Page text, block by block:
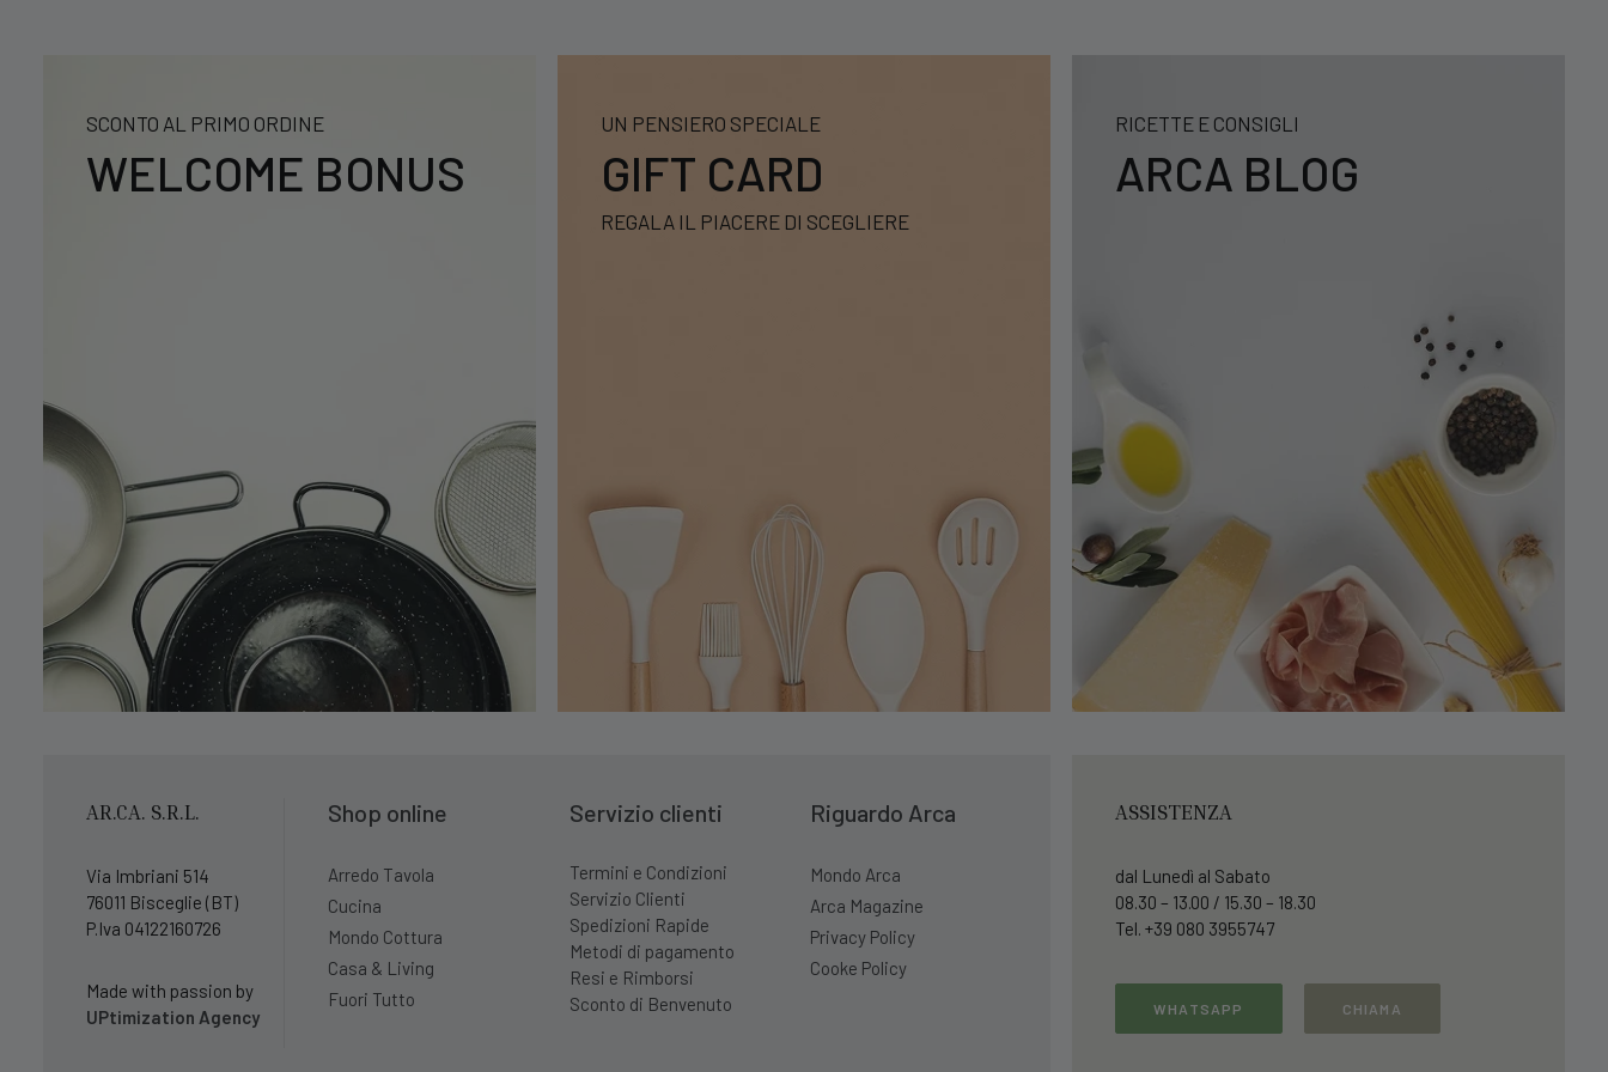
SCONTO AL PRIMO ORDINE
WELCOME BONUS
UN PENSIERO SPECIALE
GIFT CARD
REGALA IL PIACERE DI SCEGLIERE
RICETTE E CONSIGLI
ARCA BLOG
AR.CA. S.R.L.
Via Imbriani 514
76011 Bisceglie (BT)
P.Iva 04122160726
Made with passion by
UPtimization Agency
Shop online
Arredo Tavola
Cucina
Mondo Cottura
Casa & Living
Fuori Tutto
Servizio clienti
Termini e Condizioni
Servizio Clienti
Spedizioni Rapide
Metodi di pagamento
Resi e Rimborsi
Sconto di Benvenuto
Riguardo Arca
Mondo Arca
Arca Magazine
Privacy Policy
Cooke Policy
ASSISTENZA
dal Lunedì al Sabato
08.30 – 13.00 / 15.30 – 18.30
Tel. +39 080 3955747
WHATSAPP CHIAMA